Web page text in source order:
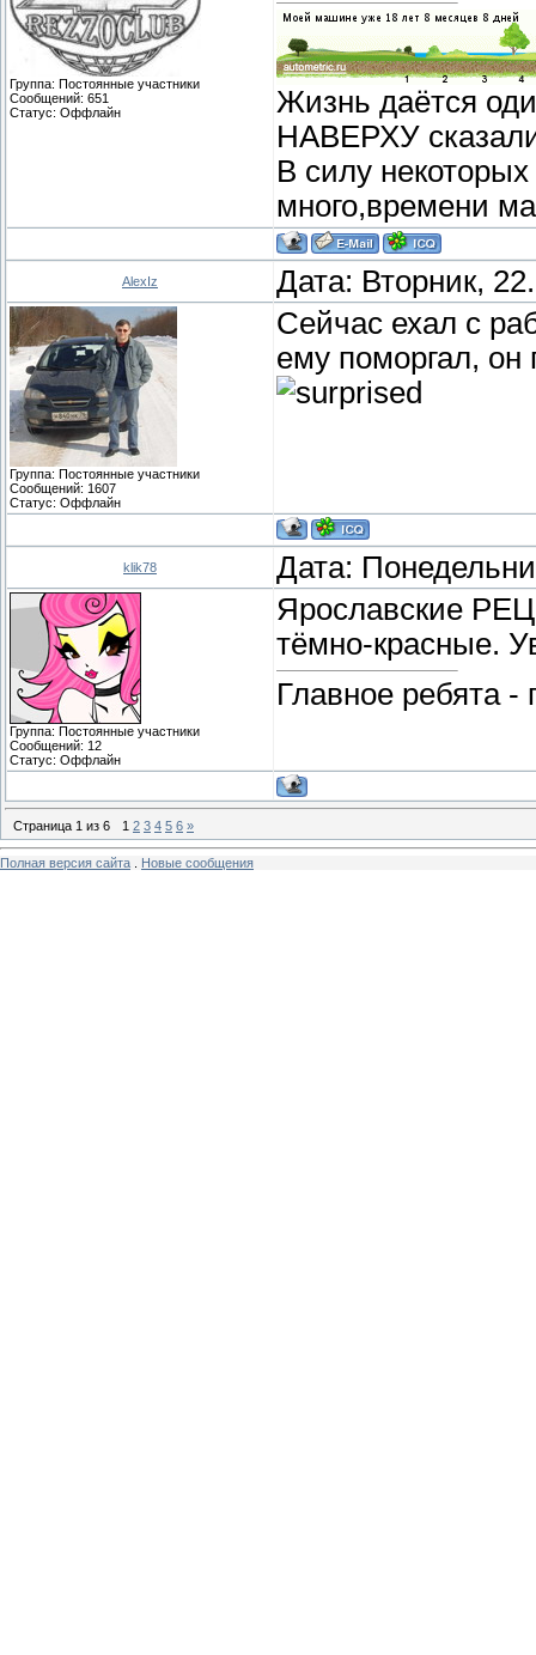
Группа: Постоянные участники
Сообщений: 651
Статус: Оффлайн
Жизнь даётся
НАВЕРХУ
В силу
много,времени
AlexIz Дата: Вторник,
Группа: Постоянные участники
Сообщений: 1607
Статус: Оффлайн
Сейчас ехал с
ему поморгал, он
klik78 Дата:
Группа: Постоянные участники
Сообщений: 12
Статус: Оффлайн
Ярославские
тёмно-красные.
Главное ребята -
Страница 1 из 6 1 2 3 4 5 6 »
Полная версия сайта Новые сообщения